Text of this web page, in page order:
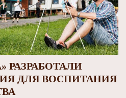
РАЗРАБОТАЛИ
ДЛЯ ВОСПИТАНИЯ